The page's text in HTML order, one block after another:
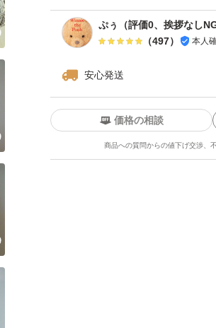
ぷぅ（評価0、挨拶なしNG
（497） 本人
安心発送
価格の相談
商品への質問からの値下げ交渉、